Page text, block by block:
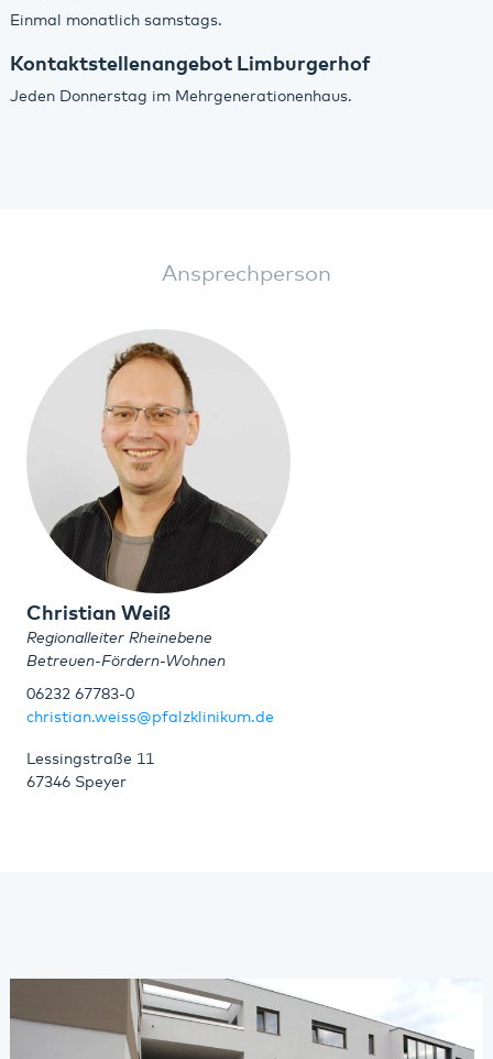
Einmal monatlich samstags.
Kontaktstellenangebot Limburgerhof
Jeden Donnerstag im Mehrgenerationenhaus.
Ansprechperson
Christian Weiß
Regionalleiter Rheinebene
Betreuen-Fördern-Wohnen
06232 67783-0
christian.weiss@pfalzklinikum.de
Lessingstraße 11
67346 Speyer